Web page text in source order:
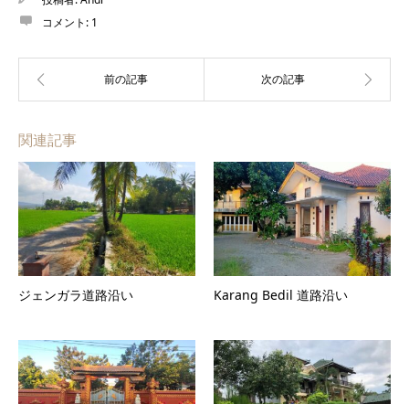
コメント: 1
関連記事
ジェンガラ道路沿い Karang Bedil 道路沿い